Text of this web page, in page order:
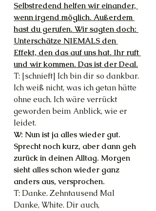
Selbstredend helfen wir einander,
wenn irgend möglich. Außerdem
hast du gerufen. Wir sagten doch:
Unterschätze NIEMALS den
Effekt, den das auf uns hat. Ihr ruft
und wir kommen. Das ist der Deal.
T: [schnieft] Ich bin dir so dankbar.
Ich weiß nicht, was ich getan hätte
ohne euch. Ich wäre verrückt
geworden beim Anblick, wie er
leidet.
W: Nun ist ja alles wieder gut.
Sprecht noch kurz, aber dann geh
zurück in deinen Alltag. Morgen
sieht alles schon wieder ganz
anders aus, versprochen.
T: Danke. Zehntausend Mal
Danke, White. Dir auch,